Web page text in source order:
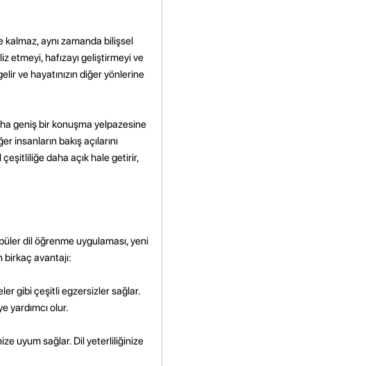
aynı zamanda bilişsel
etmeyi, hafızayı geliştirmeyi ve
ve hayatınızın diğer yönlerine
geniş bir konuşma yelpazesine
bakış açılarını
daha açık hale getirir,
dil öğrenme uygulaması, yeni
birkaç avantajı:
gibi çeşitli egzersizler sağlar.
yardımcı olur.
uyum sağlar. Dil yeterliliğinize